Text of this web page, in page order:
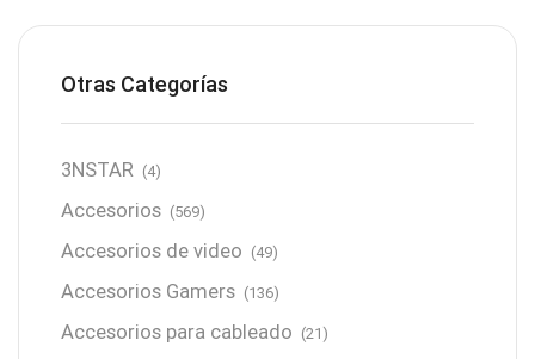
Otras Categorías
3NSTAR (4)
Accesorios (569)
Accesorios de video (49)
Accesorios Gamers (136)
Accesorios para cableado (21)